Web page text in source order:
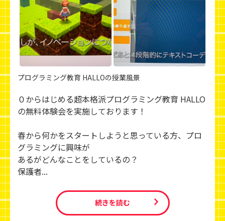
プログラミング教育 HALLOの授業風景
０からはじめる超本格派プログラミング教育 HALLO
の無料体験会を実施しております！
春から何かをスタートしようと思っている方、プロ
グラミングに興味が
あるがどんなことをしているの？
保護者...
続きを読む